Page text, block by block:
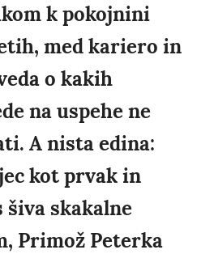
k pokojnini
med kariero in
o kakih
na uspehe ne
A nista edina:
kot prvak in
šiva skakalne
Primož Peterka